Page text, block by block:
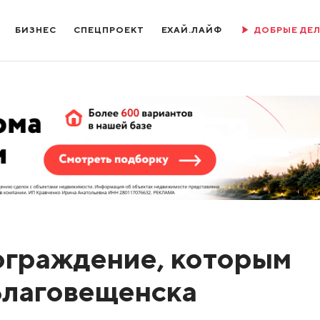
БИЗНЕС СПЕЦПРОЕКТ ЕХАЙ.ЛАЙФ ДОБРЫЕ
которым